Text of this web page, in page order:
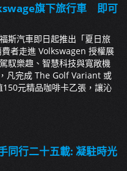
旗下旅行車 即可
斯汽車即日起推出「夏日旅
者走進 Volkswagen 授權展
馭樂趣、智慧科技與寬敞機
凡完成 The Golf Variant 或
元精品咖啡卡乙張，讓沁
同行二十五載: 凝駐時光